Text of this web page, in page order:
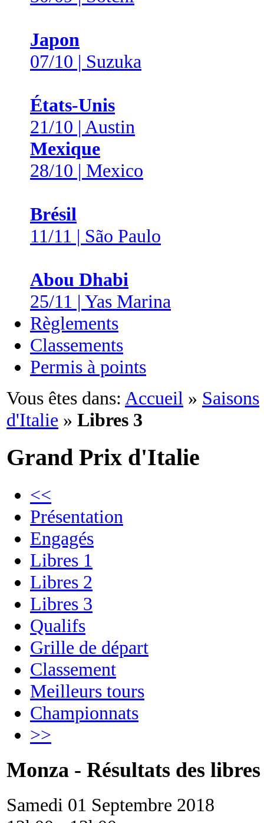
Japon
07/10 | Suzuka
États-Unis
21/10 | Austin
Mexique
28/10 | Mexico
Brésil
11/11 | São Paulo
Abou Dhabi
25/11 | Yas Marina
Règlements
Classements
Permis à points
Vous êtes dans: Accueil » Saisons
d'Italie » Libres 3
Grand Prix d'Italie
<<
Présentation
Engagés
Libres 1
Libres 2
Libres 3
Qualifs
Grille de départ
Classement
Meilleurs tours
Championnats
>>
Monza - Résultats des
Samedi 01 Septembre 2018